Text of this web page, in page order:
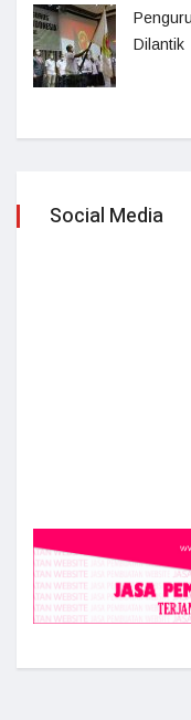
Dilantik
Social Media